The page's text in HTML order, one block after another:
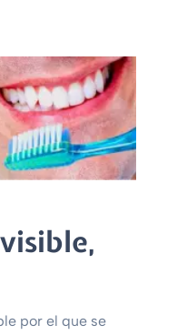
por el que se